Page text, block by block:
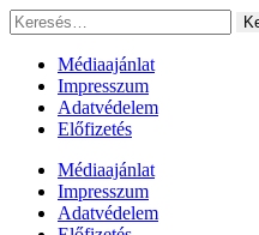
Ugrás
a
tartalomhoz
Keresés:
Médiaajánlat
Impresszum
Adatvédelem
Előfizetés
Médiaajánlat
Impresszum
Adatvédelem